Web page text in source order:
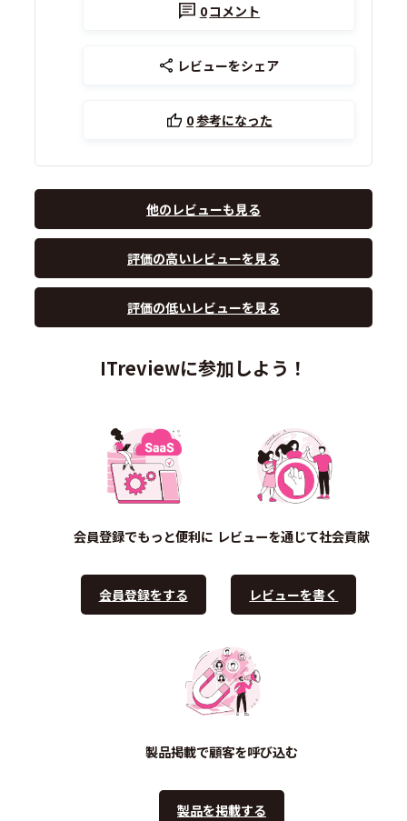
0コメント
レビューをシェア
0参考になった
他のレビューも見る
評価の高いレビューを見る
評価の低いレビューを見る
ITreviewに参加しよう！
会員登録でもっと便利に
会員登録をする
レビューを通じて社会貢献
レビューを書く
製品掲載で顧客を呼び込む
製品を掲載する